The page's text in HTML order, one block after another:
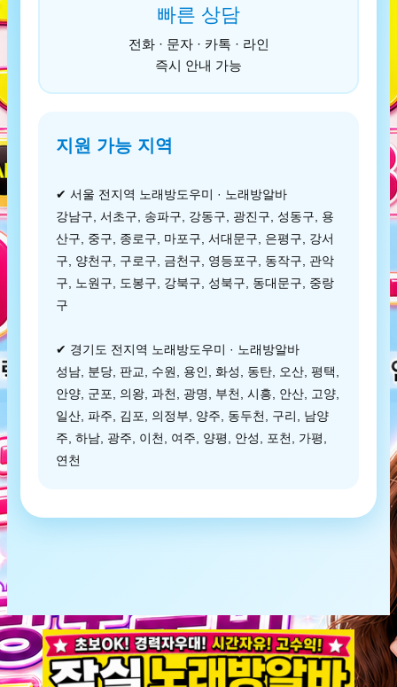
빠른 상담
전화 · 문자 · 카톡 · 라인
즉시 안내 가능
지원 가능 지역
✔ 서울 전지역 노래방도우미 · 노래방알바
강남구, 서초구, 송파구, 강동구, 광진구, 성동구, 용
산구, 중구, 종로구, 마포구, 서대문구, 은평구, 강서
구, 양천구, 구로구, 금천구, 영등포구, 동작구, 관악
구, 노원구, 도봉구, 강북구, 성북구, 동대문구, 중랑
구
✔ 경기도 전지역 노래방도우미 · 노래방알바
성남, 분당, 판교, 수원, 용인, 화성, 동탄, 오산, 평택,
안양, 군포, 의왕, 과천, 광명, 부천, 시흥, 안산, 고양,
일산, 파주, 김포, 의정부, 양주, 동두천, 구리, 남양
주, 하남, 광주, 이천, 여주, 양평, 안성, 포천, 가평,
연천